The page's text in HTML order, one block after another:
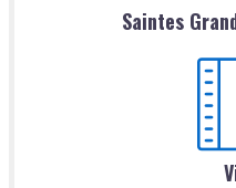
Saintes